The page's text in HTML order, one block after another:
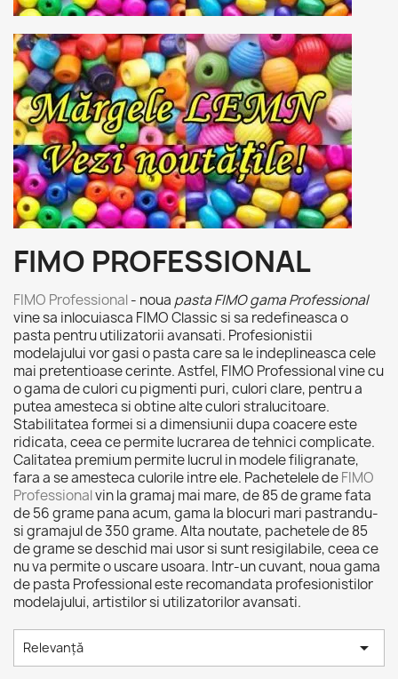
FIMO PROFESSIONAL
FIMO Professional- noua pasta FIMO gama Professional
vine sa inlocuiasca FIMO Classic si sa redefineasca o
pasta pentru utilizatorii avansati. Profesionistii
modelajului vor gasi o pasta care sa le indeplineasca cele
mai pretentioase cerinte. Astfel, FIMO Professional vine cu
o gama de culori cu pigmenti puri, culori clare, pentru a
putea amesteca si obtine alte culori stralucitoare.
Stabilitatea formei si a dimensiunii dupa coacere este
ridicata, ceea ce permite lucrarea de tehnici complicate.
Calitatea premium permite lucrul in modele filigranate,
fara a se amesteca culorile intre ele. Pachetelele deFIMO
Professionalvin la gramaj mai mare, de 85 de grame fata
de 56 grame pana acum, gama la blocuri mari pastrandu-
si gramajul de 350 grame. Alta noutate, pachetele de 85
de grame se deschid mai usor si sunt resigilabile, ceea ce
nu va permite o uscare usoara. Intr-un cuvant, noua gama
de pasta Professional este recomandata profesionistilor
modelajului, artistilor si utilizatorilor avansati.
Relevanță 